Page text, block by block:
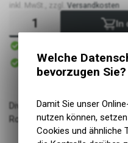
inkl. MwSt., zzgl. Versandkosten
In
Sofort abholbar
Abholung Lüscher Motor- &
Diverse Zündkerzen für fast
Rollermodelle erhältlich.
Welche
bevorzugen Sie?
Damit Sie unser
nutzen können,
Cookies und ähnliche